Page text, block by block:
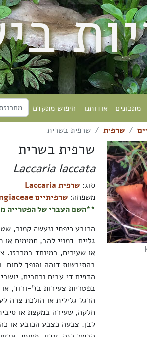
מתכונים אודותנו חיפוש מתקדם
שרפית שרפית בשרית
שרפית בשרית
Laccaria laccata
סוג: שרפית Laccaria
משפחה: שרפיתיים Hydnangiaceae
**השם העברי של הפטרייה
גליים-דמויי להב, תמימים
או שעירים, במיוחד
בהתיבשות דוהה והופך לחום-
הדפים די עבים ורחבים,
בפטריות צעירות בז'-ורוד,
הרגל גלילית או הולכת צרה
לבן. צבעה כצבע הכובע או